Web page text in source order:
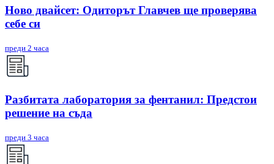
Ново двайсет: Одиторът Главчев ще проверява
себе си
преди 2 часа
Разбитата лаборатория за фентанил: Предстои
решение на съда
преди 3 часа